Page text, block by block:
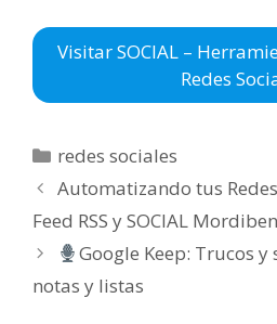
Visitar SOCIAL –
Redes
Categorías
redes sociales
Automatizando tus
Feed RSS y SOCIAL Mordiben
Google Keep: Trucos
notas y listas